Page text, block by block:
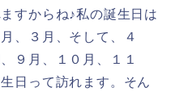
すからね♪私の誕生日は
、３月、そして、４
９月、１０月、１１
日って訪れます。そん